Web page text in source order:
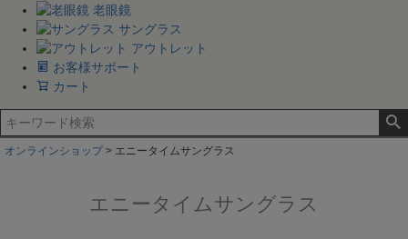
老眼鏡
サングラス
アウトレット
お客様サポート
カート
オンラインショップ エニータイムサングラス
エニータイムサングラス